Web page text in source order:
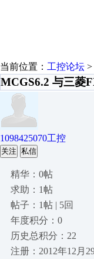
当前位置： 工控论坛 >
MCGS6.2 与三菱
1098425070工控
关注 私信
精华：0帖
求助：1帖
帖子：1帖 | 5回
年度积分：0
历史总积分：22
注册：2012年12月